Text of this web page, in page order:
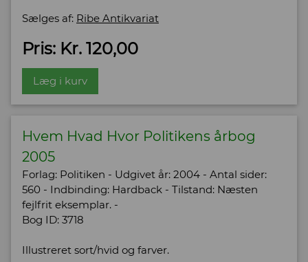
Sælges af: Ribe Antikvariat
Pris: Kr. 120,00
Læg i kurv
Hvem Hvad Hvor Politikens årbog
2005
Forlag: Politiken - Udgivet år: 2004 - Antal sider:
560 - Indbinding: Hardback - Tilstand: Næsten
fejlfrit eksemplar. -
Bog ID: 3718
Illustreret sort/hvid og farver.